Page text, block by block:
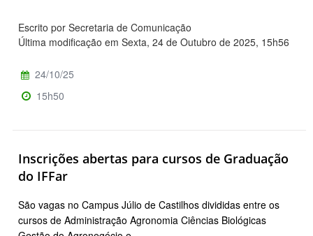
Escrito por Secretaria de Comunicação
Última modificação em Sexta, 24 de Outubro de 2025, 15h56
24/10/25
15h50
Inscrições abertas para cursos de Graduação
do IFFar
São vagas no Campus Júlio de Castilhos divididas entre os
cursos de Administração Agronomia Ciências Biológicas